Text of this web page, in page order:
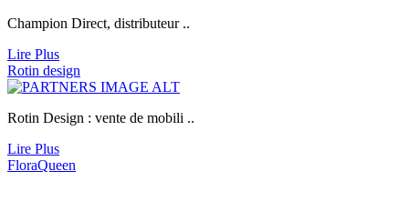
Champion Direct, distributeur ..
Lire Plus
Rotin design
Rotin Design : vente de mobili ..
Lire Plus
FloraQueen